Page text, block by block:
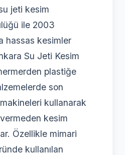
jeti kesim
ile 2003
hassas kesimler
Su Jeti Kesim
plastiğe
son
kullanarak
kesim
Özellikle mimari
kullanılan